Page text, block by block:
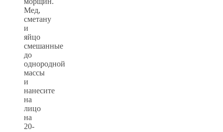
Мед,
сметану
и
яйцо
смешанные
до
однородной
массы
и
нанесите
на
лицо
на
20-